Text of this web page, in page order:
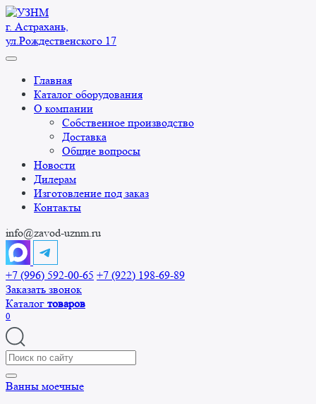
Перейти
к
содержанию
г. Астрахань,
ул.Рождественского 17
Главная
Каталог оборудования
О компании
Собственное производство
Доставка
Общие вопросы
Новости
Дилерам
Изготовление под заказ
Контакты
info@zavod-uznm.ru
+7 (996) 592-00-65 +7 (922) 198-69-89
Заказать звонок
Каталог товаров
0
Search
for:
Ванны моечные